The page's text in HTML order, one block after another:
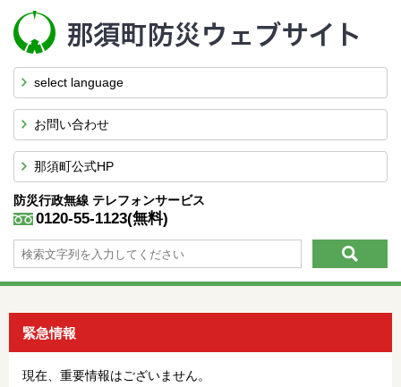
select language
お問い合わせ
那須町公式HP
防災行政無線 テレフォンサービス
0120-55-1123(無料)
緊急情報
現在、重要情報はございません。